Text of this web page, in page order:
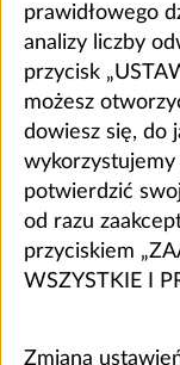
prawidłowego
analizy liczby
przycisk
możesz
dowiesz się, do
potwierdzić
od razu
przyciskiem
WSZYSTKIE I
Zmiana